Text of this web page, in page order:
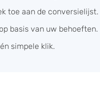
toe aan de conversielijst.
basis van uw behoeften.
simpele klik.